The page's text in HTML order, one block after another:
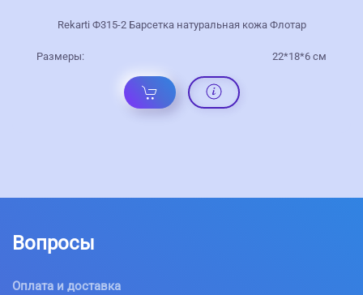
Rekarti Ф315-2 Барсетка натуральная кожа Флотар
Размеры: 22*18*6 см
Вопросы
Оплата и доставка